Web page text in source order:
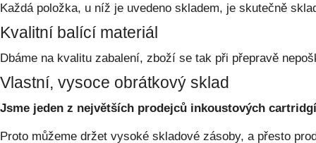
Každá položka, u níž je uvedeno skladem, je skutečně
Kvalitní balící materiál
Dbáme na kvalitu zabalení, zboží se tak při přepravě
Vlastní, vysoce obrátkový sklad
Jsme jeden z největších prodejců inkoustových
Proto můžeme držet vysoké skladové zásoby, a přesto